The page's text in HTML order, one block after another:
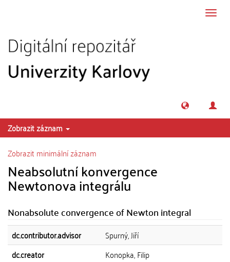
Zobrazit záznam
Zobrazit minimální záznam
Neabsolutní konvergence
Newtonova integrálu
Nonabsolute convergence of Newton integral
dc.contributor.advisor
Spurný, Jiří
dc.creator
Konopka, Filip